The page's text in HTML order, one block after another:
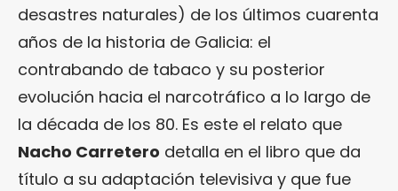
desastres naturales) de los últimos cuarenta
años de la historia de Galicia: el
contrabando de tabaco y su posterior
evolución hacia el narcotráfico a lo largo de
la década de los 80. Es este el relato que
Nacho Carretero detalla en el libro que da
título a su adaptación televisiva y que fue